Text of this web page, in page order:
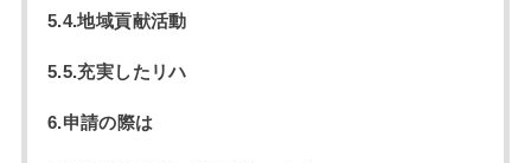
5.4.地域貢献活動
5.5.充実したリハ
6.申請の際は